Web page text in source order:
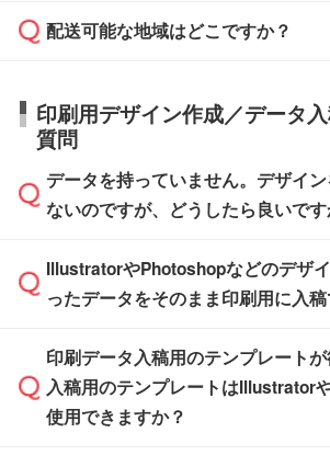
タッフまでお問い合わせください
ル」に注文予定日をご入力いただ
その締切日や出荷目安をご確認い
品が決まりましたらお早めのご発
たします。
※土日祝日を除く営業日換算です。
※沖縄・離島は追加日数がかかり
応が可能かご案内いたします。
す。>>対象商品はこちら
※最短出荷日は商品によって異なり
品ページにてご確認ください
はできかねますので予めご了承く
商品によって異なります。各ペー
す。(白箱、化粧箱、ブリスターパ
【袋入り】 商品がひとつずつ袋に
す。(透明袋、デザイン袋など)
【個包装なし】 個包装がされてい
※化粧箱から白箱への入れ替えや
箱の作成は原則承っておりません
配送可能な地域はどこですか？
直接納品は行っておりませんので
ださい。
印刷用デザイン作成／データ
質問
データを持っていません。デザイ
ないのですが、どうしたら良いです
無料の「デザインシミュレーター
PCやスマホから簡単にデザインを
ザインソフトがなくても安心です
また、「データ作成サービス
IllustratorやPhotoshopなどのデザ
ったデータをそのまま印刷用に入
IllustratorやPhotoshop、CLIP
ザインソフトでこだわりのデザイ
い方は、完全データ入稿
印刷データ入稿用のテンプレート
入稿用のテンプレートはIllustrator
使用できますか？